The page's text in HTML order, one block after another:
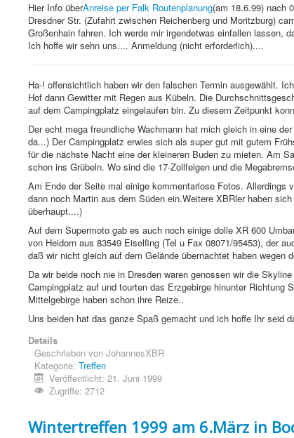
Hier Info überAnreise per Falk Routenplanung(am 18.6.99) nach
Dresdner Str. (Zufahrt zwischen Reichenberg und Moritzburg)
Großenhain fahren. Ich werde mir irgendetwas einfallen lassen,
Ich hoffe wir sehn uns.... Anmeldung (nicht erforderlich)....
Ha-! offensichtlich haben wir den falschen Termin ausgewählt.
Hof dann Gewitter mit Regen aus Kübeln. Die
auf dem Campingplatz eingelaufen bin. Zu diesem Zeitpunkt
Der echt mega freundliche Wachmann hat mich gleich in eine
da...) Der Campingplatz erwies sich als super gut mit gutem
für die nächste Nacht eine der kleineren Buden zu mieten. Am
schon ins Grübeln. Wo sind die 17-Zollfelgen und die
Am Ende der Seite mal einige kommentarlose Fotos. Allerdings
dann noch Martin aus dem Süden ein.Weitere XBRler haben
überhaupt....)
Auf dem Supermoto gab es auch noch einige dolle XR 600
von Heidorn aus 83549 Eiselfing (Tel u Fax 08071/95453), der
daß wir nicht gleich auf dem Gelände übernachtet haben wegen
Da wir beide noch nie in Dresden waren genossen wir die
Campingplatz auf und tourten das Erzgebirge hinunter
Mittelgebirge haben schon ihre Reize..
Uns beiden hat das ganze Spaß gemacht und ich hoffe Ihr seid
Details
Geschrieben von JohannesXBR
Kategorie: Treffen
Veröffentlicht: 21. Juni 1999
Zugriffe: 2712
Wintertreffen 1999 am 6.März in